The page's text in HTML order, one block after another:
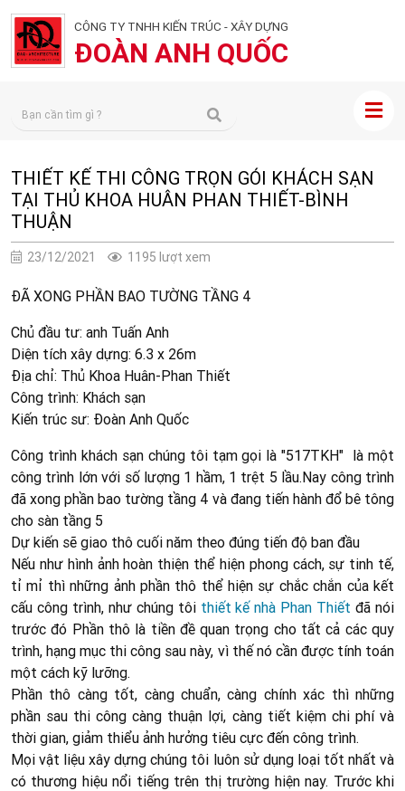
CÔNG TY TNHH KIẾN TRÚC - XÂY DỰNG
ĐOÀN ANH QUỐC
THIẾT KẾ THI CÔNG TRỌN GÓI KHÁCH SẠN
TẠI THỦ KHOA HUÂN PHAN THIẾT-BÌNH
THUẬN
23/12/2021 1195 lượt xem
ĐÃ XONG PHẦN BAO TƯỜNG TẦNG 4
Chủ đầu tư: anh Tuấn Anh
Diện tích xây dựng: 6.3 x 26m
Địa chỉ: Thủ Khoa Huân-Phan Thiết
Công trình: Khách sạn
Kiến trúc sư: Đoàn Anh Quốc
Công trình khách sạn chúng tôi tạm gọi là "517TKH" là một
công trình lớn với số lượng 1 hầm, 1 trệt 5 lầu.Nay công trình
đã xong phần bao tường tầng 4 và đang tiến hành đổ bê tông
cho sàn tầng 5
Dự kiến sẽ giao thô cuối năm theo đúng tiến độ ban đầu
Nếu như hình ảnh hoàn thiện thể hiện phong cách, sự tinh tế,
tỉ mỉ thì những ảnh phần thô thể hiện sự chắc chắn của kết
cấu công trình, như chúng tôi thiết kế nhà Phan Thiết đã nói
trước đó Phần thô là tiền đề quan trọng cho tất cả các quy
trình, hạng mục thi công sau này, vì thế nó cần được tính toán
một cách kỹ lưỡng.
Phần thô càng tốt, càng chuẩn, càng chính xác thì những
phần sau thi công càng thuận lợi, càng tiết kiệm chi phí và
thời gian, giảm thiểu ảnh hưởng tiêu cực đến công trình.
Mọi vật liệu xây dựng chúng tôi luôn sử dụng loại tốt nhất và
có thương hiệu nổi tiếng trên thị trường hiện nay. Trước khi